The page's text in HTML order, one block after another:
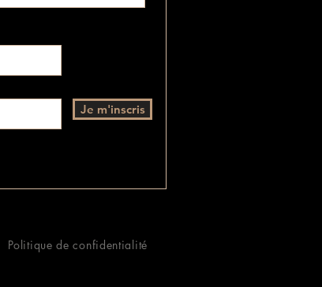
Je m'inscris
Politique de confidentialité